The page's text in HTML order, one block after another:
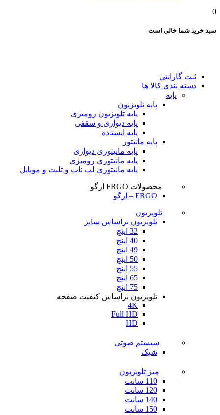
0
سبد خرید شما خالی است
ثبت گارانتی
دسته بندی کالا ها
پایه
پایه تلویزیون
پایه تلویزیون رومیزی
پایه دیواری و سقفی
پایه ایستاده
پایه مانیتور
پایه مانیتوری دیواری
پایه مانیتوری رومیزی
پایه مانیتوری لپ تاپ و تلبت و موبایل
محصولات ERGO ارگو
ERGO – ارگو
تلویزیون
تلویزیون براساس سایز
32 اینچ
40 اینچ
49 اینچ
50 اینچ
55 اینچ
65 اینچ
75 اینچ
تلویزیون براساس کیفیت صفحه
4K
Full HD
HD
سیستم صوتی
شیک
میز تلویزیون
110 سانت
120 سانت
140 سانت
150 سانت